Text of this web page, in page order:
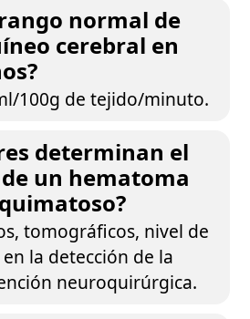
normal de
cerebral en
100g de tejido/minuto.
determinan el
un hematoma
tomográficos, nivel de
la detección de la
neuroquirúrgica.